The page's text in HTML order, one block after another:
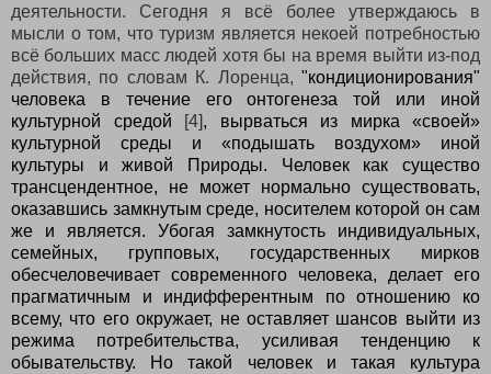
деятельности. Сегодня я всё более утверждаюсь в
мысли о том, что туризм является некоей потребностью
всё больших масс людей хотя бы на время выйти из-под
действия, по словам К. Лоренца, "кондиционирования"
человека в течение его онтогенеза той или иной
культурной средой
[4], вырваться из мирка «своей»
культурной среды и «подышать воздухом» иной
культуры и живой Природы. Человек как существо
трансцендентное, не может нормально существовать,
оказавшись замкнутым среде, носителем которой он сам
же и является. Убогая замкнутость индивидуальных,
семейных, групповых, государственных мирков
обесчеловечивает современного человека, делает его
прагматичным и индифферентным по отношению ко
всему, что его окружает, не оставляет шансов выйти из
режима потребительства, усиливая тенденцию к
обывательству. Но такой человек и такая культура